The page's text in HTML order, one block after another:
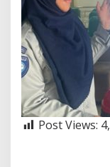
Post Views: